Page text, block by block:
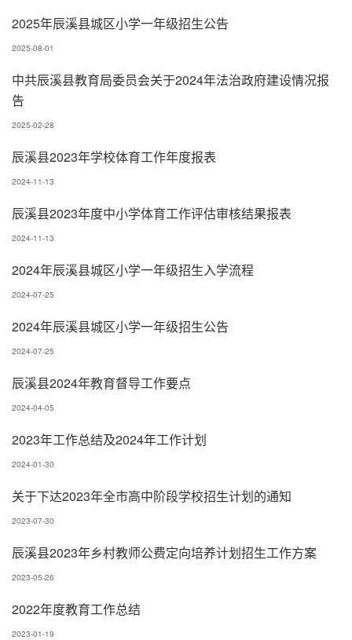
2025年辰溪县城区小学一年级招生公告
2025-08-01
中共辰溪县教育局委员会关于2024年法治政府建设情况报
告
2025-02-28
辰溪县2023年学校体育工作年度报表
2024-11-13
辰溪县2023年度中小学体育工作评估审核结果报表
2024-11-13
2024年辰溪县城区小学一年级招生入学流程
2024-07-25
2024年辰溪县城区小学一年级招生公告
2024-07-25
辰溪县2024年教育督导工作要点
2024-04-05
2023年工作总结及2024年工作计划
2024-01-30
关于下达2023年全市高中阶段学校招生计划的通知
2023-07-30
辰溪县2023年乡村教师公费定向培养计划招生工作方案
2023-05-26
2022年度教育工作总结
2023-01-19